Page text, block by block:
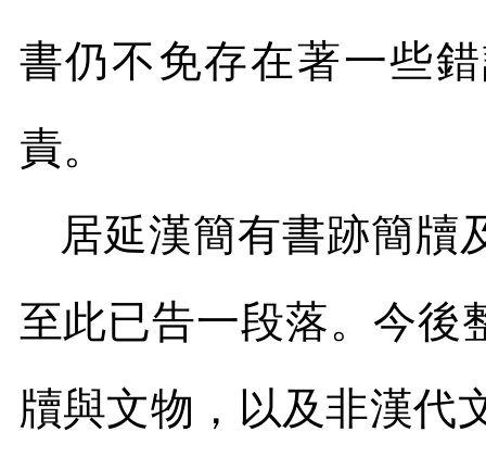
書仍不免存在著一些
責。
居延漢簡有書跡簡牘
至此已告一段落。今後
牘與文物，以及非漢代